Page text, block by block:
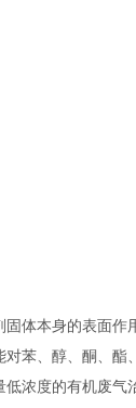
体本身的表面作
苯、醇、酮、酯
浓度的有机废气